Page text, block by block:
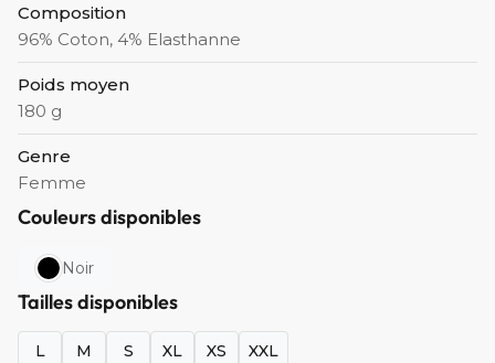
Composition
96% Coton, 4% Elasthanne
Poids moyen
180 g
Genre
Femme
Couleurs disponibles
Noir
Tailles disponibles
L M S XL XS XXL